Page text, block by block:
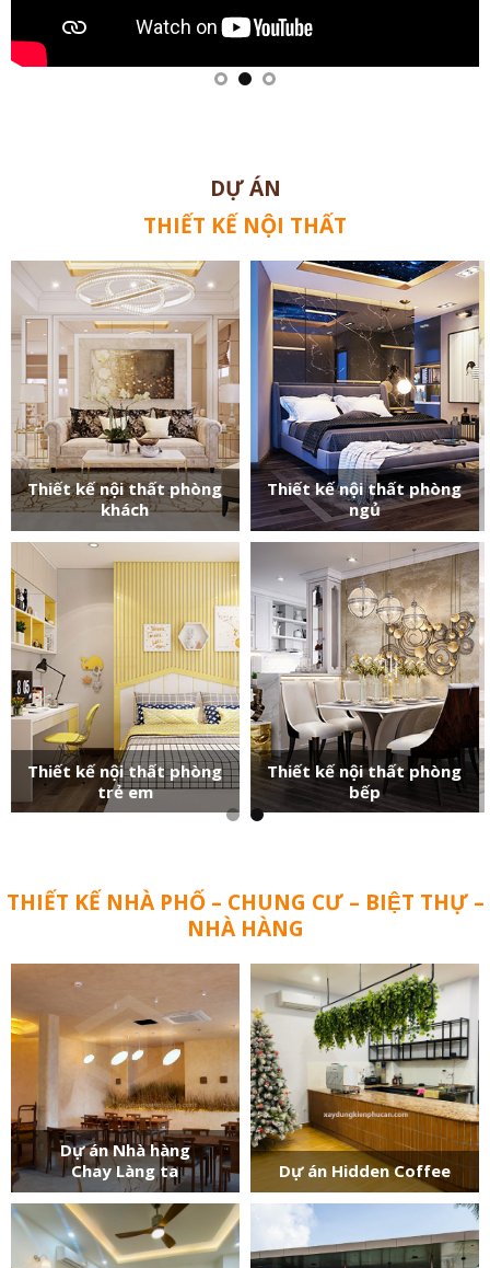
DỰ ÁN
THIẾT KẾ NỘI THẤT
Thiết kế nội thất phòng
khách
Thiết kế nội thất phòng
ngủ
Thiết kế nội thất phòng
trẻ em
Thiết kế nội thất phòng
bếp
THIẾT KẾ NHÀ PHỐ – CHUNG CƯ – BIỆT THỰ –
NHÀ HÀNG
Dự án Nhà hàng
Chay Làng ta
Dự án Hidden Coffee